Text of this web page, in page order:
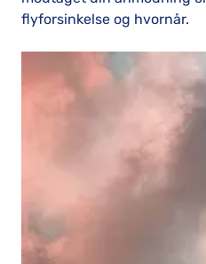
flyforsinkelse og hvornår.